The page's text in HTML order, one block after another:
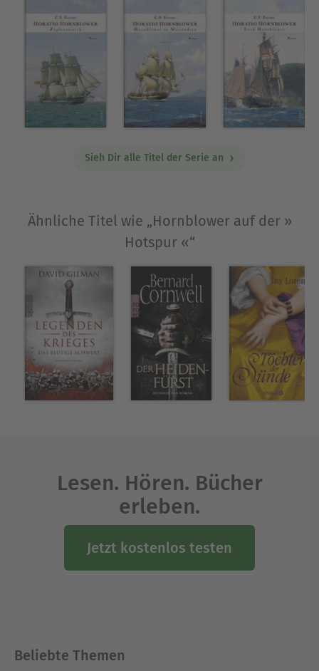
Sieh Dir alle Titel der Serie an
Ähnliche Titel wie „Hornblower auf der »
Hotspur «“
Lesen. Hören. Bücher
erleben.
Jetzt kostenlos testen
Beliebte Themen